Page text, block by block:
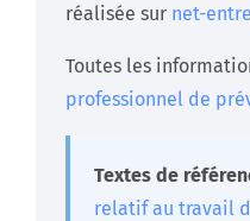
réalisée sur net-
Toutes les
professionnel de
Textes de
relatif au travail